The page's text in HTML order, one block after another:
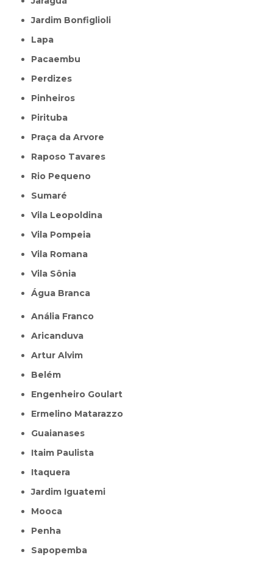
Jardim Bonfiglioli
Lapa
Pacaembu
Perdizes
Pinheiros
Pirituba
Praça da Arvore
Raposo Tavares
Rio Pequeno
Sumaré
Vila Leopoldina
Vila Pompeia
Vila Romana
Vila Sônia
Água Branca
Anália Franco
Aricanduva
Artur Alvim
Belém
Engenheiro Goulart
Ermelino Matarazzo
Guaianases
Itaim Paulista
Itaquera
Jardim Iguatemi
Mooca
Penha
Sapopemba